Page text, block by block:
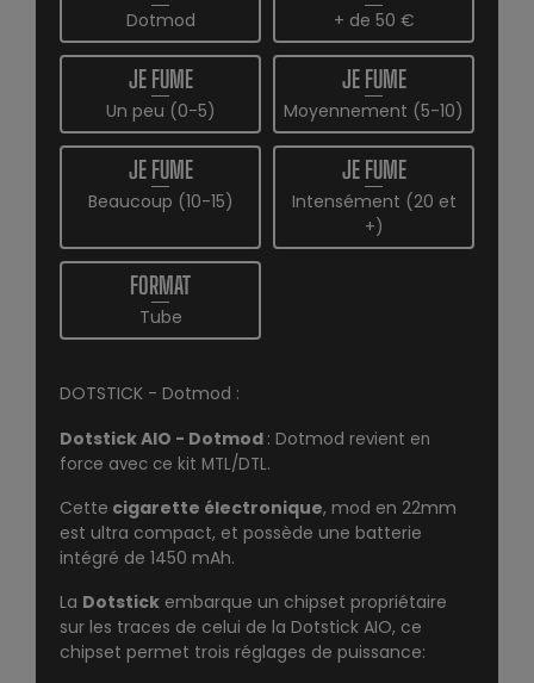
Dotmod + de 50 €
JE FUME
Un peu (0-5)
JE FUME
Moyennement (5-10)
JE FUME
Beaucoup (10-15)
JE FUME
Intensément (20 et
+)
FORMAT
Tube
DOTSTICK - Dotmod :
Dotstick AIO - Dotmod : Dotmod revient en
force avec ce kit MTL/DTL.
Cette cigarette électronique, mod en 22mm
est ultra compact, et possède une batterie
intégré de 1450 mAh.
La Dotstick embarque un chipset propriétaire
sur les traces de celui de la Dotstick AIO, ce
chipset permet trois réglages de puissance: